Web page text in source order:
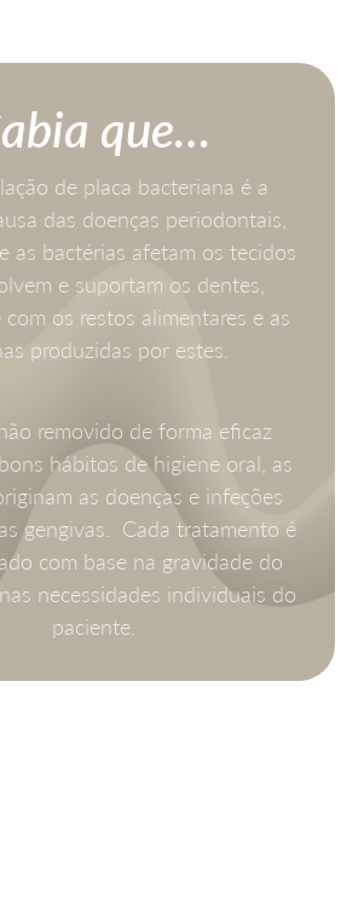
que…
de placa bacteriana é a
das doenças periodontais,
as bactérias afetam os tecidos
e suportam os dentes,
os restos alimentares e as
produzidas por estes.
removido de forma eficaz
hábitos de higiene oral, as
as doenças e infeções
gengivas. Cada tratamento é
com base na gravidade do
necessidades individuais do
paciente.